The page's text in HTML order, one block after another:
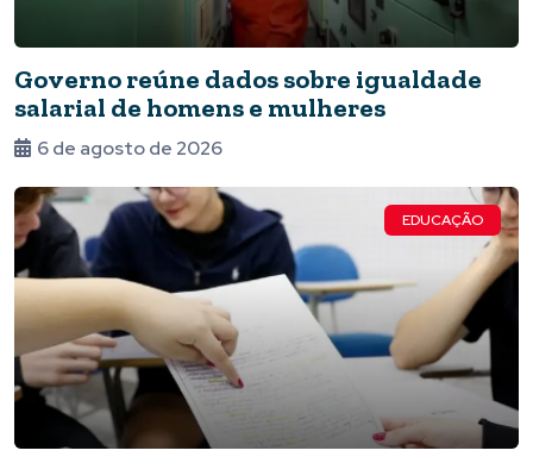
Governo reúne dados sobre igualdade
salarial de homens e mulheres
6 de agosto de 2026
EDUCAÇÃO